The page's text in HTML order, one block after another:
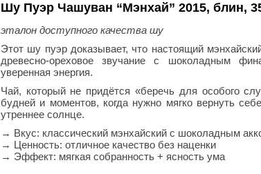
Шу Пуэр Чашуван “Мэнхай” 2015, блин,
эталон доступного качества шу
Этот шу пуэр доказывает, что настоящий
древесно-ореховое звучание с шоколадным
уверенная энергия.
Чай, который не придётся «беречь для особого
будней и моментов, когда нужно мягко вернуть
утреннее солнце.
→ Вкус: классический мэнхайский с шоколадным
→ Ценность: отличное качество без наценки
→ Эффект: мягкая собранность + ясность ума